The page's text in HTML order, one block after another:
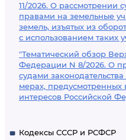
11/2026. О рассмотрении
правами на земельные
земель, изъятых из
с использованием таких
"Тематический обзор
Федерации N 8/2026. О
судами
мерах,
интересов Российской
Кодексы СССР и РСФСР